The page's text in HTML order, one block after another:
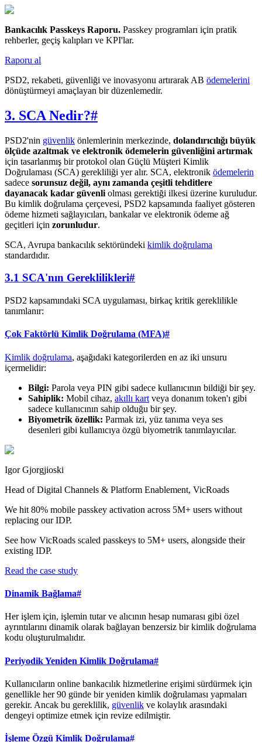
Bankacılık Passkeys Raporu. Passkey programları için pratik
rehberler, geçiş kalıpları ve KPI'lar.
Raporu al
PSD2, rekabeti, güvenliği ve inovasyonu artırarak AB ödemelerini
dönüştürmeyi amaçlayan bir düzenlemedir.
3. SCA Nedir?#
PSD2'nin güvenlik önlemlerinin merkezinde, dolandırıcılığı büyük
ölçüde azaltmak ve elektronik ödemelerin güvenliğini artırmak
için tasarlanmış bir protokol olan Güçlü Müşteri Kimlik
Doğrulaması (SCA) gerekliliği yer alır. SCA, elektronik ödemelerin
sadece sorunsuz değil, aynı zamanda çeşitli tehditlere
dayanacak kadar güvenli olması gerektiği ilkesi üzerine kuruludur.
Bu kimlik doğrulama çerçevesi, PSD2 kapsamında faaliyet gösteren
ödeme hizmeti sağlayıcıları, bankalar ve elektronik ödeme ağ
geçitleri için zorunludur.
SCA, Avrupa bankacılık sektöründeki kimlik doğrulama
standardıdır.
3.1 SCA'nın Gereklilikleri#
PSD2 kapsamındaki SCA uygulaması, birkaç kritik gereklilikle
tanımlanır:
Çok Faktörlü Kimlik Doğrulama (MFA)#
Kimlik doğrulama, aşağıdaki kategorilerden en az iki unsuru
içermelidir:
Bilgi: Parola veya PIN gibi sadece kullanıcının bildiği bir şey.
Sahiplik: Mobil cihaz, akıllı kart veya donanım token'ı gibi
sadece kullanıcının sahip olduğu bir şey.
Biyometrik özellik: Parmak izi, yüz tanıma veya ses
desenleri gibi kullanıcıya özgü biyometrik tanımlayıcılar.
Igor Gjorgjioski
Head of Digital Channels & Platform Enablement, VicRoads
We hit 80% mobile passkey activation across 5M+ users without
replacing our IDP.
See how VicRoads scaled passkeys to 5M+ users, alongside their
existing IDP.
Read the case study
Dinamik Bağlama#
Her işlem için, işlemin tutar ve alıcının hesap numarası gibi özel
ayrıntılarını dinamik olarak bağlayan benzersiz bir kimlik doğrulama
kodu oluşturulmalıdır.
Periyodik Yeniden Kimlik Doğrulama#
Kullanıcıların online bankacılık hizmetlerine erişimi sürdürmek için
genellikle her 90 günde bir yeniden kimlik doğrulaması yapmaları
gerekir. Ancak bu gereklilik, güvenlik ve kolaylık arasındaki
dengeyi optimize etmek için revize edilmiştir.
İşleme Özgü Kimlik Doğrulama#